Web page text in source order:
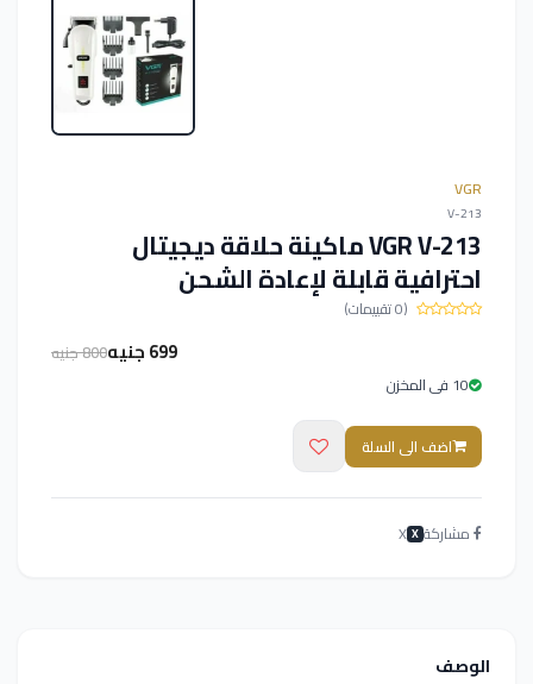
VGR
V-213
VGR V-213 ماكينة حلاقة ديجيتال
احترافية قابلة لإعادة الشحن
(0 تقييمات)
699 جنيه
800 جنيه
10 فى المخزن
اضف الى السلة
مشاركة X
X
الوصف